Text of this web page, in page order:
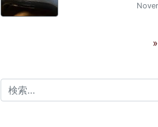
検索: